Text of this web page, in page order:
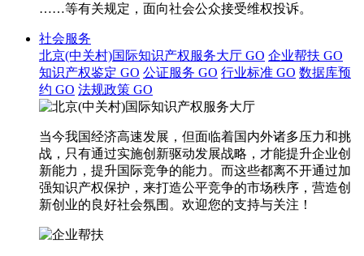
……等有关规定，面向社会公众接受维权投诉。
社会服务
北京(中关村)国际知识产权服务大厅 GO 企业帮扶 GO
知识产权鉴定 GO 公证服务 GO 行业标准 GO 数据库预
约 GO 法规政策 GO
当今我国经济高速发展，但面临着国内外诸多压力和挑
战，只有通过实施创新驱动发展战略，才能提升企业创
新能力，提升国际竞争的能力。而这些都离不开通过加
强知识产权保护，来打造公平竞争的市场秩序，营造创
新创业的良好社会氛围。欢迎您的支持与关注！